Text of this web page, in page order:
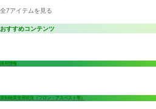
全7アイテムを見る
おすすめコンテンツ
採用情報
規制物質使用状況（フロン・アスベスト等）